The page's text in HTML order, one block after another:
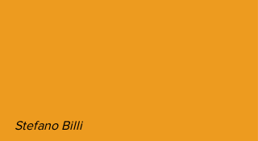
Stefano Billi